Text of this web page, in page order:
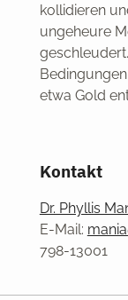
kollidieren
ungeheure
etwa Gold
Kontakt
Dr. Phyllis
E-Mail:
798-13001